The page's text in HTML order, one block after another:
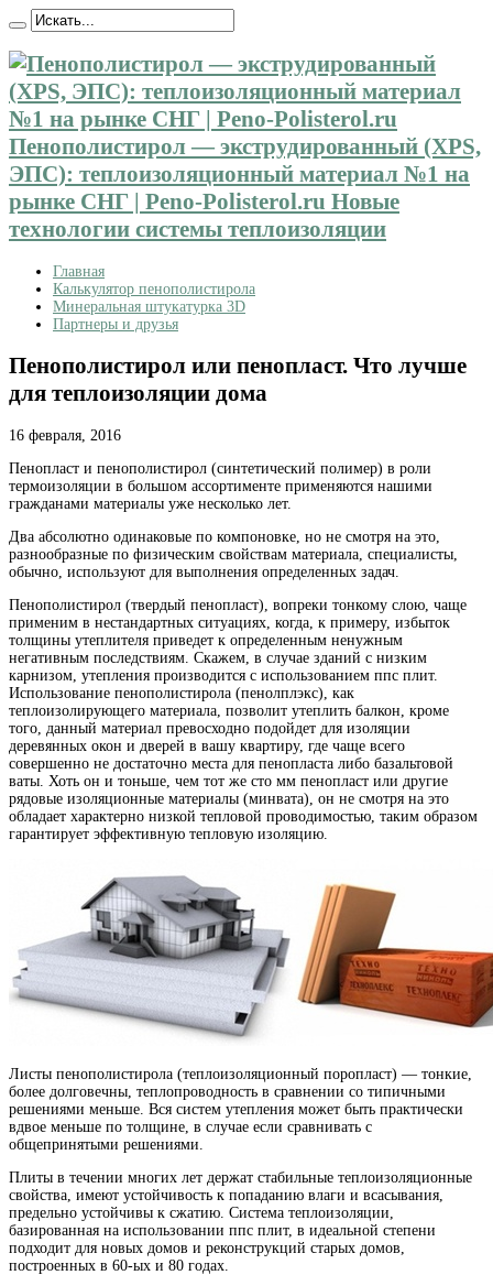
Пенополистирол — экструдированный (XPS,
ЭПС): теплоизоляционный материал №1 на
рынке СНГ | Peno-Polisterol.ru Новые
технологии системы теплоизоляции
Главная
Калькулятор пенополистирола
Минеральная штукатурка 3D
Партнеры и друзья
Пенополистирол или пенопласт. Что лучше
для теплоизоляции дома
16 февраля, 2016
Пенопласт и пенополистирол (синтетический полимер) в роли
термоизоляции в большом ассортименте применяются нашими
гражданами материалы уже несколько лет.
Два абсолютно одинаковые по компоновке, но не смотря на это,
разнообразные по физическим свойствам материала, специалисты,
обычно, используют для выполнения определенных задач.
Пенополистирол (твердый пенопласт), вопреки тонкому слою, чаще
применим в нестандартных ситуациях, когда, к примеру, избыток
толщины утеплителя приведет к определенным ненужным
негативным последствиям. Скажем, в случае зданий с низким
карнизом, утепления производится с использованием ппс плит.
Использование пенополистирола (пенолплэкс), как
теплоизолирующего материала, позволит утеплить балкон, кроме
того, данный материал превосходно подойдет для изоляции
деревянных окон и дверей в вашу квартиру, где чаще всего
совершенно не достаточно места для пенопласта либо базальтовой
ваты. Хоть он и тоньше, чем тот же сто мм пенопласт или другие
рядовые изоляционные материалы (минвата), он не смотря на это
обладает характерно низкой тепловой проводимостью, таким образом
гарантирует эффективную тепловую изоляцию.
Листы пенополистирола (теплоизоляционный поропласт) — тонкие,
более долговечны, теплопроводность в сравнении со типичными
решениями меньше. Вся систем утепления может быть практически
вдвое меньше по толщине, в случае если сравнивать с
общепринятыми решениями.
Плиты в течении многих лет держат стабильные теплоизоляционные
свойства, имеют устойчивость к попаданию влаги и всасывания,
предельно устойчивы к сжатию. Система теплоизоляции,
базированная на использовании ппс плит, в идеальной степени
подходит для новых домов и реконструкций старых домов,
построенных в 60-ых и 80 годах.